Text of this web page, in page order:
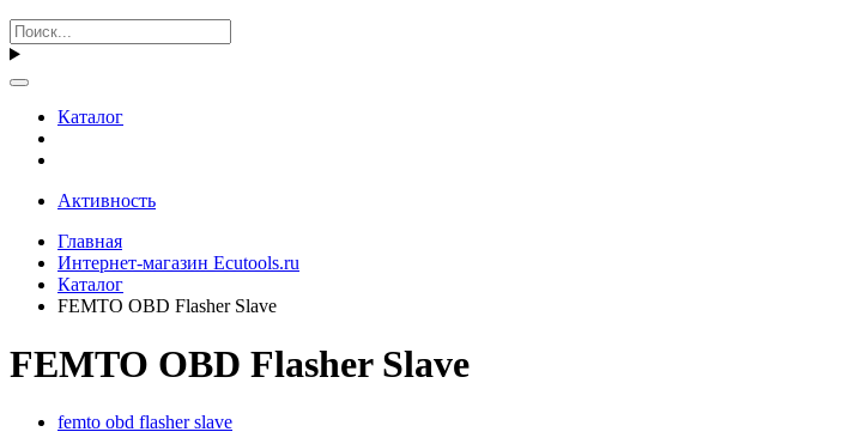
Каталог
Активность
Главная
Интернет-магазин Ecutools.ru
Каталог
FEMTO OBD Flasher Slave
FEMTO OBD Flasher Slave
femto obd flasher slave